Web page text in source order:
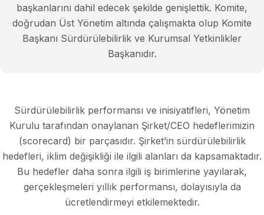
başkanlarını dahil edecek şekilde genişlettik. Komite,
doğrudan Üst Yönetim altında çalışmakta olup Komite
Başkanı Sürdürülebilirlik ve Kurumsal Yetkinlikler
Başkanıdır.
Sürdürülebilirlik performansı ve inisiyatifleri, Yönetim
Kurulu tarafından onaylanan Şirket/CEO hedeflerimizin
(scorecard) bir parçasıdır. Şirket’in sürdürülebilirlik
hedefleri, iklim değişikliği ile ilgili alanları da kapsamaktadır.
Bu hedefler daha sonra ilgili iş birimlerine yayılarak,
gerçekleşmeleri yıllık performansı, dolayısıyla da
ücretlendirmeyi etkilemektedir.